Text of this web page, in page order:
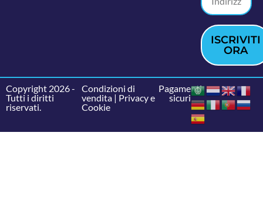
ISCRIVITI
ORA
Copyright 2026 -
Tutti i diritti
riservati.
Condizioni di
vendita| Privacy e
Cookie
Pagamenti
sicuri